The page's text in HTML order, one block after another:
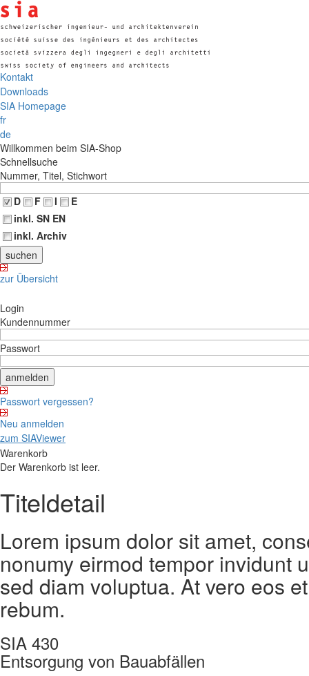
Kontakt
Downloads
SIA Homepage
fr
de
Willkommen beim SIA-Shop
Schnellsuche
Nummer, Titel, Stichwort
D
F I
E
inkl. SN EN
inkl. Archiv
zur Übersicht
Login
Kundennummer
Passwort
Passwort vergessen?
Neu anmelden
zum SIAViewer
Warenkorb
Der Warenkorb ist leer.
Titeldetail
Lorem ipsum dolor sit amet,
nonumy eirmod tempor invidunt
sed diam voluptua. At vero eos
rebum.
SIA 430
Entsorgung von Bauabfällen